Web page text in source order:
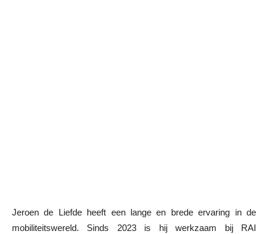
Jeroen de Liefde heeft een lange en brede ervaring in de
mobiliteitswereld. Sinds 2023 is hij werkzaam bij RAI